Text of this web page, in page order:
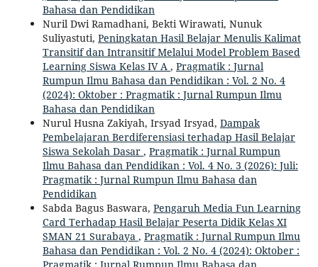
Bahasa dan Pendidikan
Nuril Dwi Ramadhani, Bekti Wirawati, Nunuk
Suliyastuti, Peningkatan Hasil Belajar Menulis Kalimat
Transitif dan Intransitif Melalui Model Problem Based
Learning Siswa Kelas IV A , Pragmatik : Jurnal
Rumpun Ilmu Bahasa dan Pendidikan : Vol. 2 No. 4
(2024): Oktober : Pragmatik : Jurnal Rumpun Ilmu
Bahasa dan Pendidikan
Nurul Husna Zakiyah, Irsyad Irsyad, Dampak
Pembelajaran Berdiferensiasi terhadap Hasil Belajar
Siswa Sekolah Dasar , Pragmatik : Jurnal Rumpun
Ilmu Bahasa dan Pendidikan : Vol. 4 No. 3 (2026): Juli:
Pragmatik : Jurnal Rumpun Ilmu Bahasa dan
Pendidikan
Sabda Bagus Baswara, Pengaruh Media Fun Learning
Card Terhadap Hasil Belajar Peserta Didik Kelas XI
SMAN 21 Surabaya , Pragmatik : Jurnal Rumpun Ilmu
Bahasa dan Pendidikan : Vol. 2 No. 4 (2024): Oktober :
Pragmatik : Jurnal Rumpun Ilmu Bahasa dan